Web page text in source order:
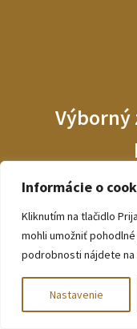
Informácie o
Kliknutím na tlačidlo
mohli umožniť
podrobnosti nájdete na
Nastavenie
Výborný
BEZVA.sk vám
ZDARMA, široký
oblečenia
Hľadať:
Vyhľadávanie